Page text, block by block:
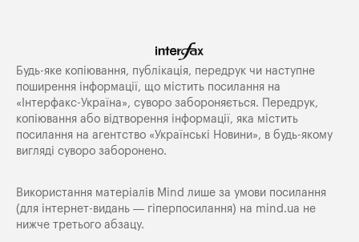
Будь-яке копiювання, публiкацiя, передрук чи наступне
поширення iнформацiї, що мiстить посилання на
«Iнтерфакс-Україна», суворо забороняється. Передрук,
копіювання або відтворення інформації, яка містить
посилання на агентство «Українські Новини», в будь-якому
вигляді суворо заборонено.
Використання матеріалів Mind лише за умови посилання
(для інтернет-видань — гіперпосилання) на mind.ua не
нижче третього абзацу.